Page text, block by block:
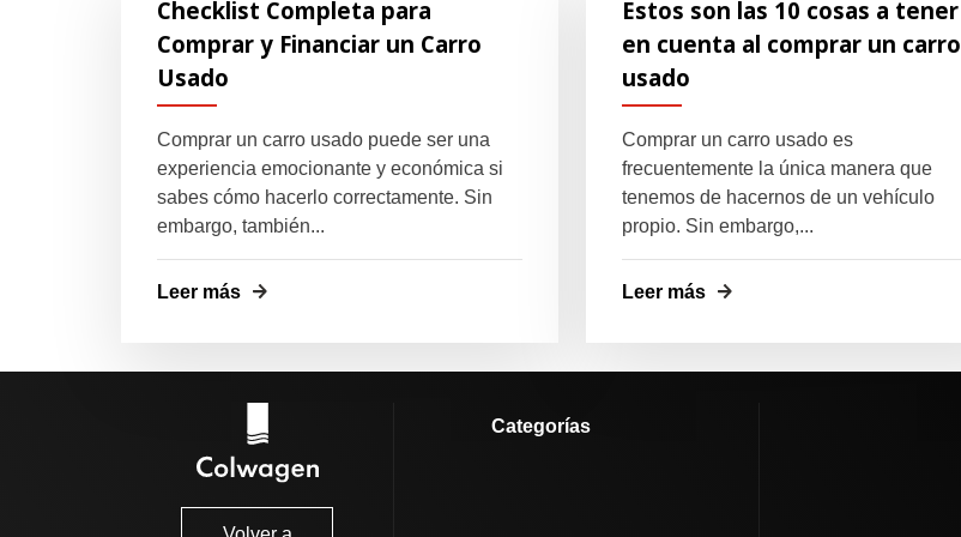
Checklist Completa para
Comprar y Financiar un Carro
Usado
Comprar un carro usado puede ser una
experiencia emocionante y económica si
sabes cómo hacerlo correctamente. Sin
embargo, también...
Leer más
Estos son las 10 cosas a tener
en cuenta al comprar un carro
usado
Comprar un carro usado es
frecuentemente la única manera que
tenemos de hacernos de un vehículo
propio. Sin embargo,...
Leer más
Categorías